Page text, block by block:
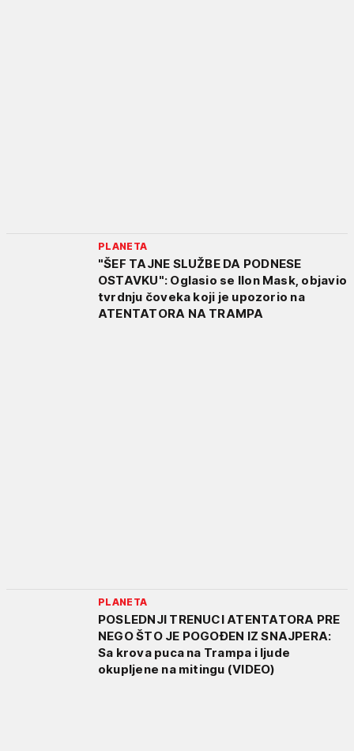
PLANETA
"ŠEF TAJNE SLUŽBE DA PODNESE
OSTAVKU": Oglasio se Ilon Mask, objavio
tvrdnju čoveka koji je upozorio na
ATENTATORA NA TRAMPA
PLANETA
POSLEDNJI TRENUCI ATENTATORA PRE
NEGO ŠTO JE POGOĐEN IZ SNAJPERA:
Sa krova puca na Trampa i ljude
okupljene na mitingu (VIDEO)